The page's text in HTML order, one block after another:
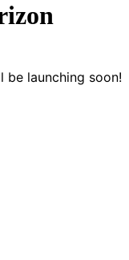
be launching soon!